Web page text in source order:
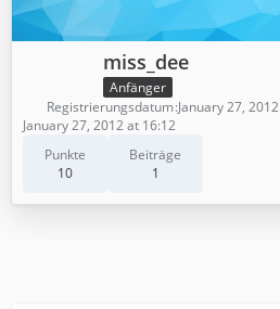
miss_dee
Anfänger
Punkte
10
Beiträge
1
Registrierungsdatum January 27, 2012
January 27, 2012 at 16:12